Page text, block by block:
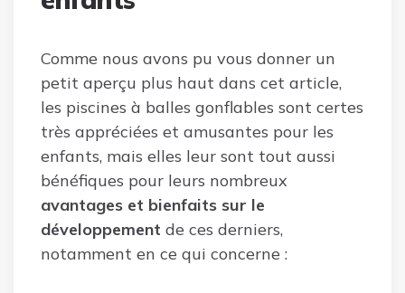
Comme nous avons pu vous donner un
petit aperçu plus haut dans cet article,
les piscines à balles gonflables sont certes
très appréciées et amusantes pour les
enfants, mais elles leur sont tout aussi
bénéfiques pour leurs nombreux
avantages et bienfaits sur le
développement de ces derniers,
notamment en ce qui concerne :